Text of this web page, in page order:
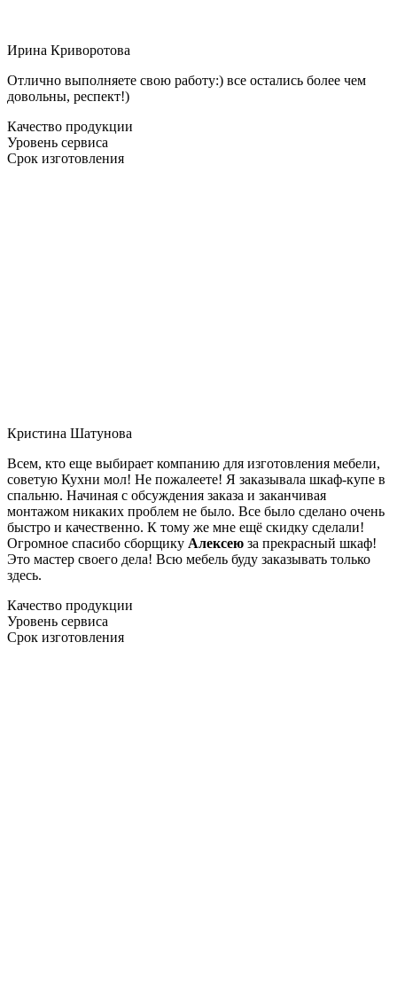
Ирина Криворотова
Отлично выполняете свою работу:) все остались более чем
довольны, респект!)
Качество продукции
Уровень сервиса
Срок изготовления
Кристина Шатунова
Всем, кто еще выбирает компанию для изготовления мебели,
советую Кухни мол! Не пожалеете! Я заказывала шкаф-купе в
спальню. Начиная с обсуждения заказа и заканчивая
монтажом никаких проблем не было. Все было сделано очень
быстро и качественно. К тому же мне ещё скидку сделали!
Огромное спасибо сборщику Алексею за прекрасный шкаф!
Это мастер своего дела! Всю мебель буду заказывать только
здесь.
Качество продукции
Уровень сервиса
Срок изготовления